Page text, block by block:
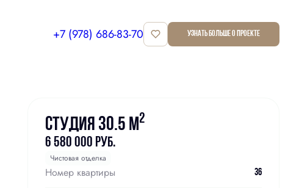
+7 (978) 686-83-70 Узнать больше о проекте
Забронировать
Студия 30.5 м2
6 580 000 руб.
Чистовая отделка
Номер квартиры 36